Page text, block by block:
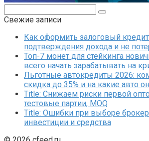
Свежие записи
Как оформить залоговый
подтверждения дохода и не
Топ-7 монет для стейкинга
всего начать зарабатывать на
Льготные автокредиты 2026:
скидка до 35% и на какие авто
Title: Снижаем риски первой
тестовые партии, MOQ
Title: Ошибки при выборе
инвестиции и средства